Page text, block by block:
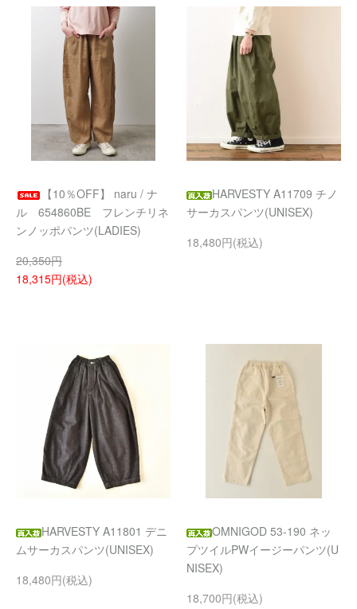
【10％OFF】 naru / ナ
ル 654860BE フレンチリネ
ンノッポパンツ(LADIES)
20,350円
18,315円(税込)
HARVESTY A11709 チノ
サーカスパンツ(UNISEX)
18,480円(税込)
HARVESTY A11801 デニ
ムサーカスパンツ(UNISEX)
18,480円(税込)
OMNIGOD 53-190 ネッ
プツイルPWイージーパンツ(U
NISEX)
18,700円(税込)